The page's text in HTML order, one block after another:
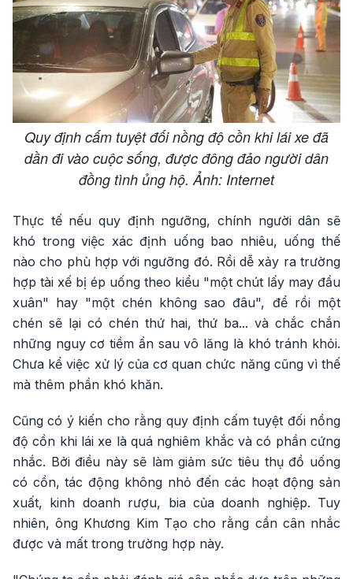
Quy định cấm tuyệt đối nồng độ cồn khi lái xe đã
dần đi vào cuộc sống, được đông đảo người dân
đồng tình ủng hộ. Ảnh: Internet
Thực tế nếu quy định ngưỡng, chính người dân sẽ
khó trong việc xác định uống bao nhiêu, uống thế
nào cho phù hợp với ngưỡng đó. Rồi dễ xảy ra trường
hợp tài xế bị ép uống theo kiểu "một chút lấy may đầu
xuân" hay "một chén không sao đâu", để rồi một
chén sẽ lại có chén thứ hai, thứ ba... và chắc chắn
những nguy cơ tiềm ẩn sau vô lăng là khó tránh khỏi.
Chưa kể việc xử lý của cơ quan chức năng cũng vì thế
mà thêm phần khó khăn.
Cũng có ý kiến cho rằng quy định cấm tuyệt đối nồng
độ cồn khi lái xe là quá nghiêm khắc và có phần cứng
nhắc. Bởi điều này sẽ làm giảm sức tiêu thụ đồ uống
có cồn, tác động không nhỏ đến các hoạt động sản
xuất, kinh doanh rượu, bia của doanh nghiệp. Tuy
nhiên, ông Khương Kim Tạo cho rằng cần cân nhắc
được và mất trong trường hợp này.